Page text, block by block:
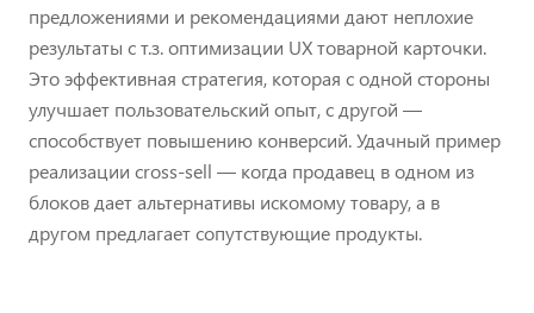
предложениями и рекомендациями дают неплохие
результаты с т.з. оптимизации UX товарной карточки.
Это эффективная стратегия, которая с одной стороны
улучшает пользовательский опыт, с другой —
способствует повышению конверсий. Удачный пример
реализации сross-sell — когда продавец в одном из
блоков дает альтернативы искомому товару, а в
другом предлагает сопутствующие продукты.